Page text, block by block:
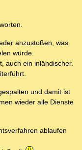
anzustoßen, was
würde.
auch ein inländischer.
und damit ist
wieder alle Dienste
ablaufen